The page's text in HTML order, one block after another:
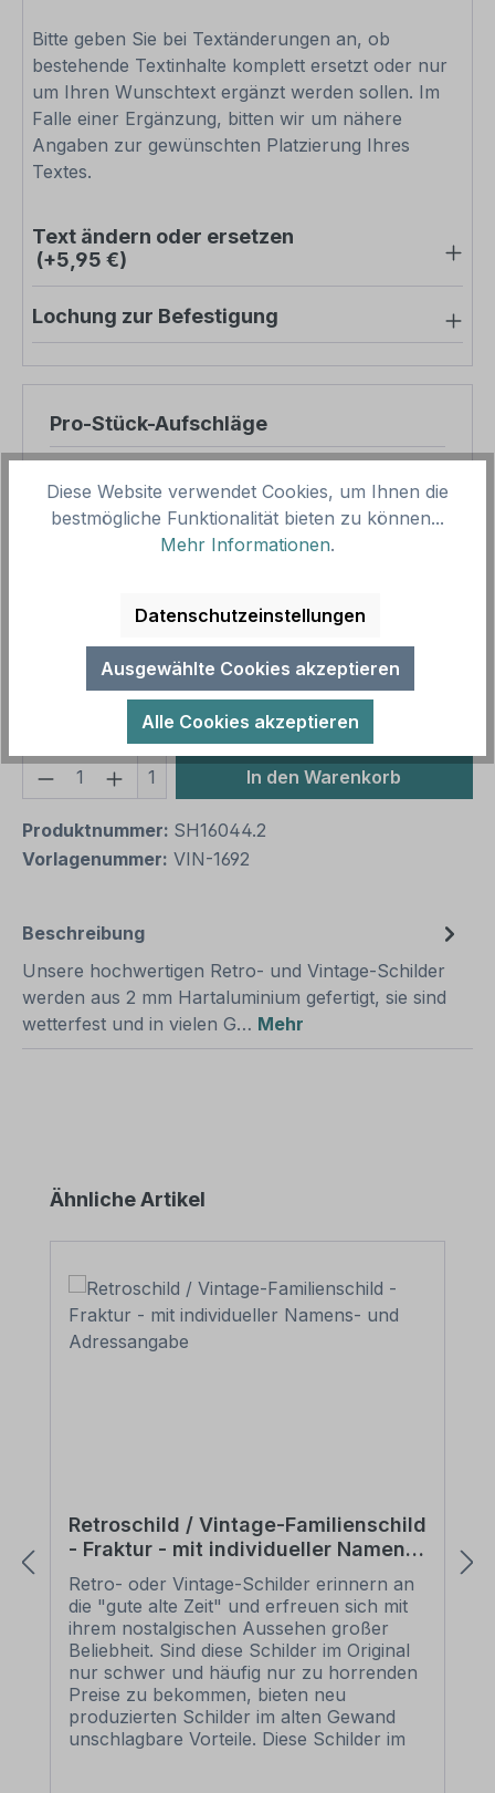
Bitte geben Sie bei Textänderungen an, ob
bestehende Textinhalte komplett ersetzt oder nur
um Ihren Wunschtext ergänzt werden sollen. Im
Falle einer Ergänzung, bitten wir um nähere
Angaben zur gewünschten Platzierung Ihres
Textes.
Text ändern oder ersetzen
(+5,95 €)
Lochung zur Befestigung
Pro-Stück-Aufschläge
Zwischensumme
46,65 €
Gesamtpreis
Preise inkl. MwSt. zzgl. Versandkosten
Aufgrund von Neuberechnungen im Warenkorb sind
abweichende Endpreise möglich.
Produkt Anzahl: Gib den gewünschten
1 In den Warenkorb
Produktnummer: SH16044.2
Vorlagenummer: VIN-1692
Beschreibung
Unsere hochwertigen Retro- und Vintage-Schilder
werden aus 2 mm Hartaluminium gefertigt, sie sind
wetterfest und in vielen G… Mehr
Produktgalerie überspringen
Ähnliche Artikel
Retroschild / Vintage-Familienschild
- Fraktur - mit individueller Namens-
und Adressangabe
Retro- oder Vintage-Schilder erinnern an
die "gute alte Zeit" und erfreuen sich mit
ihrem nostalgischen Aussehen großer
Beliebheit. Sind diese Schilder im Original
nur schwer und häufig nur zu horrenden
Preise zu bekommen, bieten neu
produzierten Schilder im alten Gewand
unschlagbare Vorteile. Diese Schilder im
Diese Website verwendet Cookies, um Ihnen die
bestmögliche Funktionalität bieten zu können...
Mehr Informationen.
Datenschutzeinstellungen
Ausgewählte Cookies akzeptieren
Alle Cookies akzeptieren